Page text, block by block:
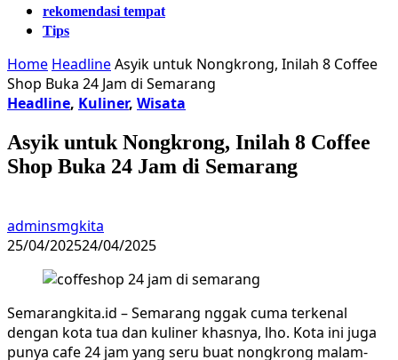
rekomendasi tempat
Tips
Home HeadlineAsyik untuk Nongkrong, Inilah 8 Coffee
Shop Buka 24 Jam di Semarang
Headline, Kuliner, Wisata
Asyik untuk Nongkrong, Inilah 8 Coffee
Shop Buka 24 Jam di Semarang
adminsmgkita
25/04/202524/04/2025
Semarangkita.id – Semarang nggak cuma terkenal
dengan kota tua dan kuliner khasnya, lho. Kota ini juga
punya cafe 24 jam yang seru buat nongkrong malam-